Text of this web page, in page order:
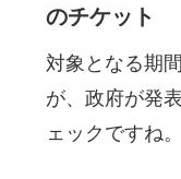
のチケット
対象となる期
が、政府が発
ェックですね。